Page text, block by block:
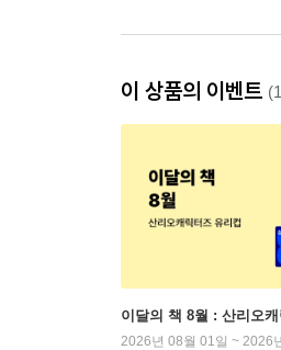
이 상품의 이벤트
이달의 책 8월 : 산리오
2026년 08월 01일 ~ 2026